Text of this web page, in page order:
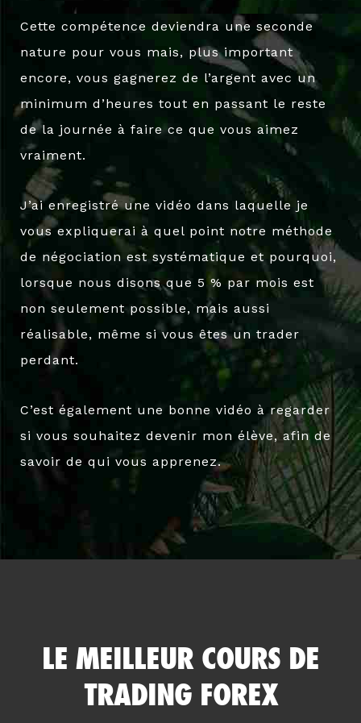
Cette compétence deviendra une seconde
nature pour vous mais, plus important
encore, vous gagnerez de l’argent avec un
minimum d’heures tout en passant le reste
de la journée à faire ce que vous aimez
vraiment.
J’ai enregistré une vidéo dans laquelle je
vous expliquerai à quel point notre méthode
de négociation est systématique et pourquoi,
lorsque nous disons que 5 % par mois est
non seulement possible, mais aussi
réalisable, même si vous êtes un trader
perdant.
C’est également une bonne vidéo à regarder
si vous souhaitez devenir mon élève, afin de
savoir de qui vous apprenez.
LE MEILLEUR COURS DE
TRADING FOREX